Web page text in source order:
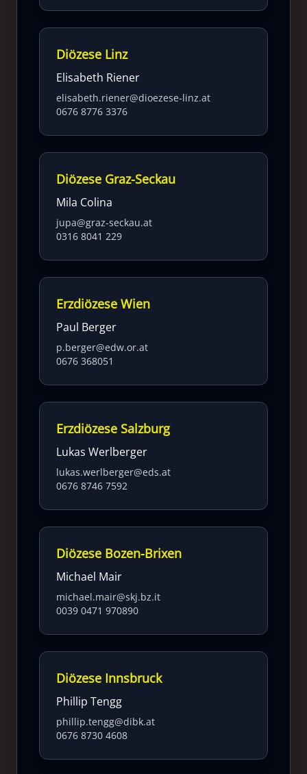
Diözese Linz
Elisabeth Riener
elisabeth.riener@dioezese-linz.at
0676 8776 3376
Diözese Graz-Seckau
Mila Colina
jupa@graz-seckau.at
0316 8041 229
Erzdiözese Wien
Paul Berger
p.berger@edw.or.at
0676 368051
Erzdiözese Salzburg
Lukas Werlberger
lukas.werlberger@eds.at
0676 8746 7592
Diözese Bozen-Brixen
Michael Mair
michael.mair@skj.bz.it
0039 0471 970890
Diözese Innsbruck
Phillip Tengg
phillip.tengg@dibk.at
0676 8730 4608